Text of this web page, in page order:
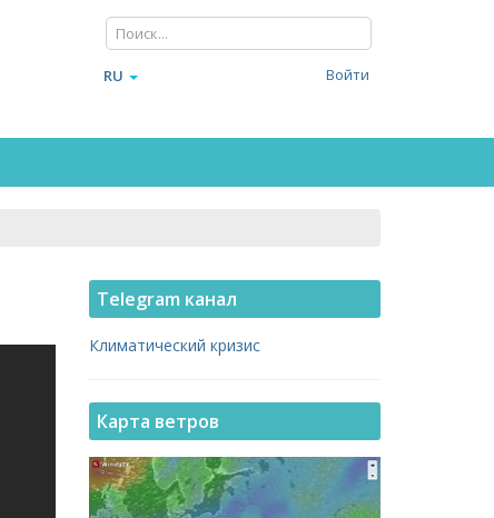
RU Войти
Telegram канал
Климатический кризис
Карта ветров